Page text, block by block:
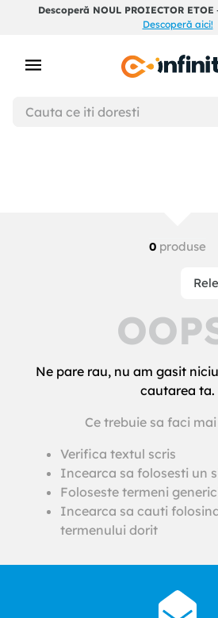
Descoperă NOUL PROIECTOR ETOE
Descoperă aici!
0 produse
Ne pare rau, nu am gasit
cautarea ta.
Ce trebuie sa faci
Verifica textul scris
Incearca sa folosesti un
Foloseste termeni
Incearca sa cauti
termenului dorit